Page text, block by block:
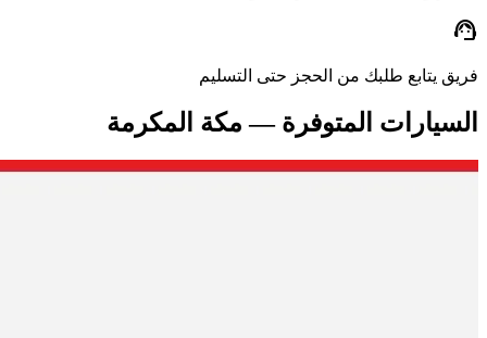
support_agent
فريق يتابع طلبك من الحجز حتى التسليم
السيارات المتوفرة — مكة المكرمة